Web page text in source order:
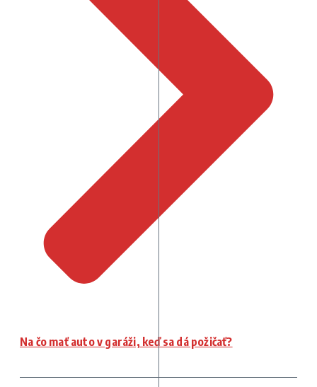
Na čo mať auto v garáži, keď sa dá požičať?